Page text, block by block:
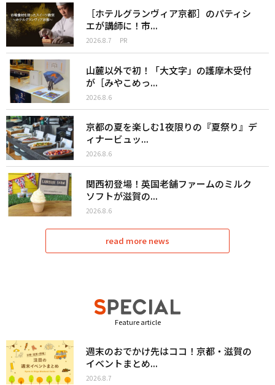
［ホテルグランヴィア京都］のパティシ
エが講師に！市...
2026.8.7 PR
山麓以外で初！「大文字」の護摩木受付
が［みやこめっ...
2026.8.6
京都の夏を楽しむ1夜限りの『夏祭り』デ
ィナービュッ...
2026.8.6
関西初登場！英国老舗ファームのミルク
ソフトが滋賀の...
2026.8.6
read more news
Feature article
週末のおでかけ先はココ！京都・滋賀の
イベントまとめ...
2026.8.7